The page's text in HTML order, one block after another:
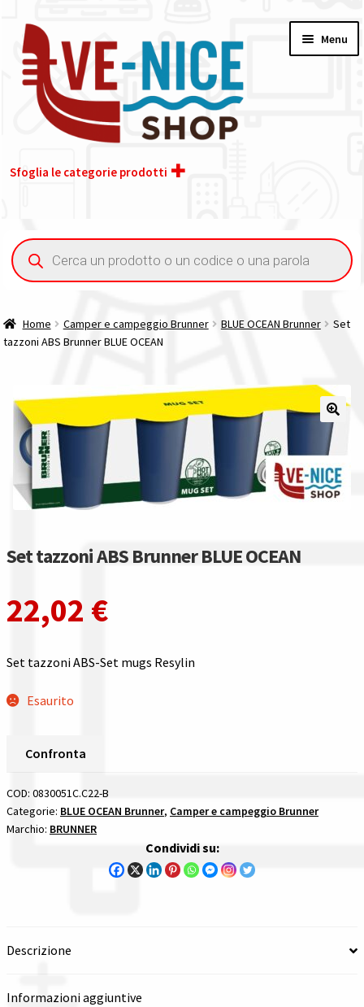
alla
navigazione
contenuto
Menu
Sfoglia le categorie prodotti
Acquisto iva 4% (agevolata)
Contatti
Il nostro gruppo acquisti
La nostra azienda
Condizioni generali
Assicurazione integrativa Garanzia3
Bonus fiscali 2025
Garanzia del produttore
Pagamenti
Confronta
I nostri negozi
Ricerca
prodotti
Home Camper e campeggio Brunner BLUE OCEAN Brunner
Set
tazzoni ABS Brunner BLUE OCEAN
Set tazzoni ABS Brunner BLUE OCEAN
22,02 €
Set tazzoni ABS-Set mugs Resylin
Esaurito
Confronta
COD: 0830051C.C22-B
Categorie: BLUE OCEAN Brunner, Camper e campeggio Brunner
Marchio: BRUNNER
Condividi su:
Descrizione
Informazioni aggiuntive